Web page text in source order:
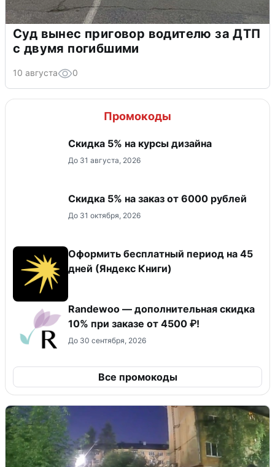
Суд вынес приговор водителю за ДТП
с двумя погибшими
10 августа 0
Промокоды
Скидка 5% на курсы дизайна
До 31 августа, 2026
Скидка 5% на заказ от 6000 рублей
До 31 октября, 2026
Оформить бесплатный период на 45
дней (Яндекс Книги)
Randewoo — дополнительная скидка
10% при заказе от 4500 ₽!
До 30 сентября, 2026
Все промокоды